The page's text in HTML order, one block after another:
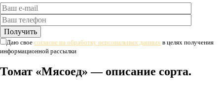
Даю свое согласие на обработку персональных данных в целях получения
информационной рассылки
Томат «Мясоед» — описание сорта.